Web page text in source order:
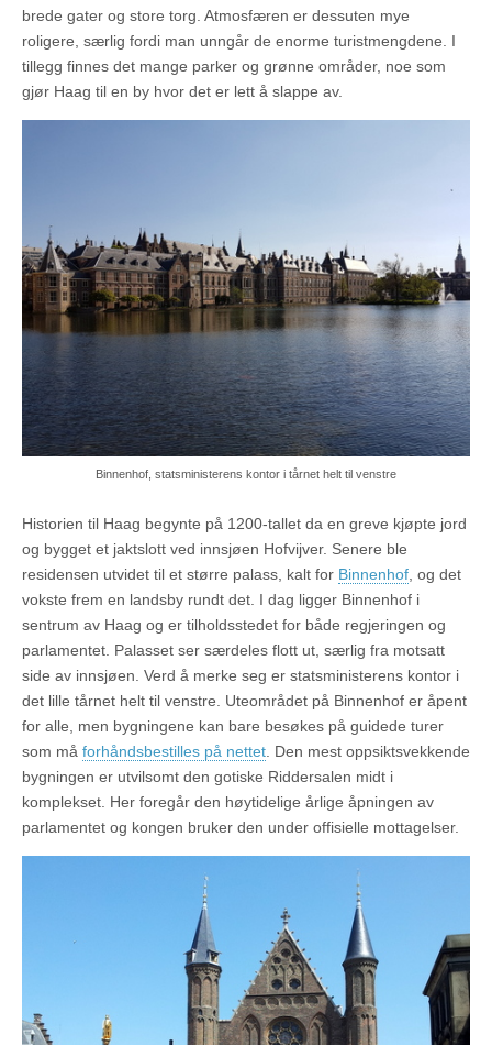
brede gater og store torg. Atmosfæren er dessuten mye
roligere, særlig fordi man unngår de enorme turistmengdene. I
tillegg finnes det mange parker og grønne områder, noe som
gjør Haag til en by hvor det er lett å slappe av.
Binnenhof, statsministerens kontor i tårnet helt til venstre
Historien til Haag begynte på 1200-tallet da en greve kjøpte jord
og bygget et jaktslott ved innsjøen Hofvijver. Senere ble
residensen utvidet til et større palass, kalt for Binnenhof , og det
vokste frem en landsby rundt det. I dag ligger Binnenhof i
sentrum av Haag og er tilholdsstedet for både regjeringen og
parlamentet. Palasset ser særdeles flott ut, særlig fra motsatt
side av innsjøen. Verd å merke seg er statsministerens kontor i
det lille tårnet helt til venstre. Uteområdet på Binnenhof er åpent
for alle, men bygningene kan bare besøkes på guidede turer
som må forhåndsbestilles på nettet . Den mest oppsiktsvekkende
bygningen er utvilsomt den gotiske Riddersalen midt i
komplekset. Her foregår den høytidelige årlige åpningen av
parlamentet og kongen bruker den under offisielle mottagelser.